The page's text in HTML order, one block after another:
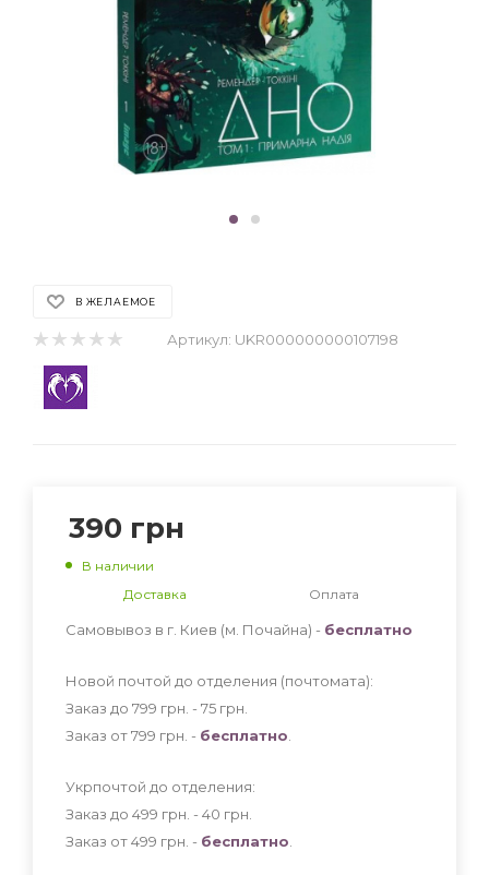
В ЖЕЛАЕМОЕ
Артикул: UKR000000000107198
390 грн
В наличии
Доставка
Оплата
Самовывоз в г. Киев (м. Почайна) - бесплатно
Новой почтой до отделения (почтомата):
Заказ до 799 грн. - 75 грн
Заказ от 799 грн. - бесплатно
Укрпочтой до отделения:
Заказ до 499 грн. - 40 грн
Заказ от 499 грн. - бесплатно